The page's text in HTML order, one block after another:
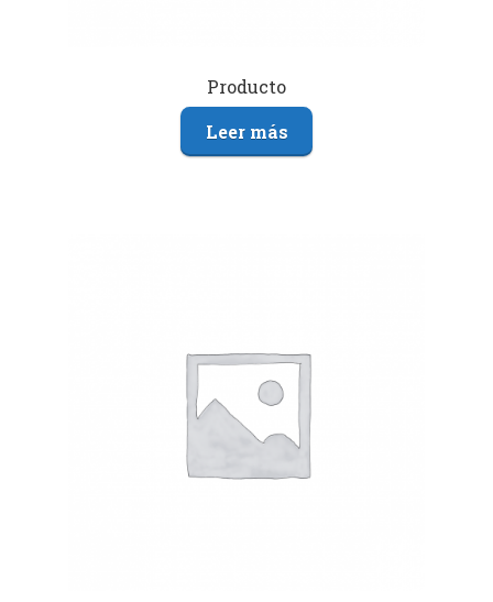
Producto
Leer más